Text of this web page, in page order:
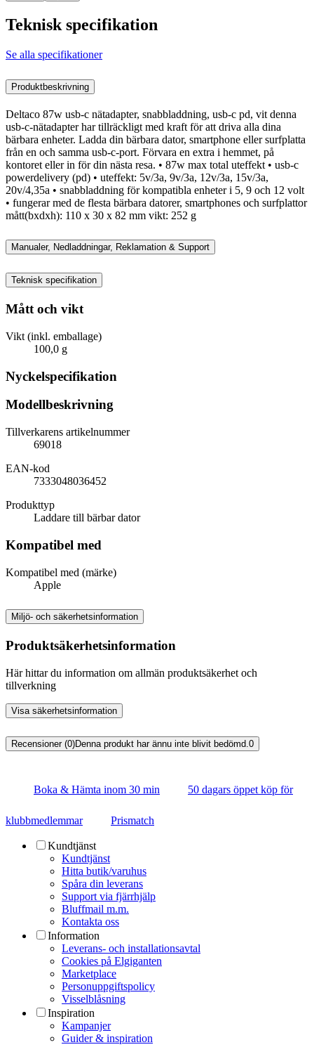
Teknisk specifikation
Se alla specifikationer
Produktbeskrivning
Deltaco 87w usb-c nätadapter, snabbladdning, usb-c pd, vit denna
usb-c-nätadapter har tillräckligt med kraft för att driva alla dina
bärbara enheter. Ladda din bärbara dator, smartphone eller surfplatta
från en och samma usb-c-port. Förvara en extra i hemmet, på
kontoret eller in för din nästa resa. • 87w max total uteffekt • usb-c
powerdelivery (pd) • uteffekt: 5v/3a, 9v/3a, 12v/3a, 15v/3a,
20v/4,35a • snabbladdning för kompatibla enheter i 5, 9 och 12 volt
• fungerar med de flesta bärbara datorer, smartphones och surfplattor
mått(bxdxh): 110 x 30 x 82 mm vikt: 252 g
Manualer, Nedladdningar, Reklamation & Support
Teknisk specifikation
Mått och vikt
Vikt (inkl. emballage)
100,0 g
Nyckelspecifikation
Modellbeskrivning
Tillverkarens artikelnummer
69018
EAN-kod
7333048036452
Produkttyp
Laddare till bärbar dator
Kompatibel med
Kompatibel med (märke)
Apple
Miljö- och säkerhetsinformation
Produktsäkerhetsinformation
Här hittar du information om allmän produktsäkerhet och
tillverkning
Visa säkerhetsinformation
Recensioner (0)Denna produkt har ännu inte blivit bedömd. 0
Boka & Hämta inom 30 min 50 dagars öppet köp för
klubbmedlemmar Prismatch
Kundtjänst
Kundtjänst
Hitta butik/varuhus
Spåra din leverans
Support via fjärrhjälp
Bluffmail m.m.
Kontakta oss
Information
Leverans- och installationsavtal
Cookies på Elgiganten
Marketplace
Personuppgiftspolicy
Visselblåsning
Inspiration
Kampanjer
Guider & inspiration